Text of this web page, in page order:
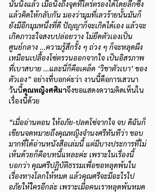
นั้นนิ่งแล้ว เมื่อนิ่งถึงจุดที่ไตร่ตรองได้โดยลึกซึ้ง
แล้วคิดให้กลับกัน มองว่ามุมที่เลวร้ายนั้นมันก็
ยังมีอีกมุมหนึ่งที่ดี ปัญญาก็จะเกิดได้เอง แล้วจะ
เกิดภาวะใจสงบปล่อยวาง ไม่ยึดตัวเองเป็น
ศูนย์กลาง ...ความรู้สึกรั้ง ๆ ถ่วง ๆ ก็จะหลุดผึง
เหมือนเปลื้องโซ่ตรวนออกจากใจ เป็นอิสรภาพ
ที่เบาสบาย ...และนี่ก็คือเคล็ด ‘วิชาตัวเบา’ ของ
ตัวเอง” อย่างที่บอกค่ะว่า งานนี้คือการเสวนา
วันนี้คุณหญิงศศิมาจึงขอแสดงความคิดเห็นใน
เรื่องนี้ด้วย
“เมื่ออ่านตอน ให้อภัย-ปลดโซ่จากใจ จบ ดิฉันก็
เขียนจดหมายถึงคุณหญิงจำนงศรีทันทีว่า ชอบ
มากที่ได้อ่านหนังสือเล่มนี้ แต่มีบางประการที่ไม่
เห็นด้วยก็คือบทนี้แหละค่ะ เพราะในเรื่องนี้
บอกว่า คุณศรีปฏิบัติธรรมเพื่อขอหลุดพ้นใน
เรื่องทางโลกให้หมด แล้วคุณศรีจะมีอะไรไป
อภัยให้ใครอีกล่ะ เพราะเมื่อคนเราหลุดพ้นหมด